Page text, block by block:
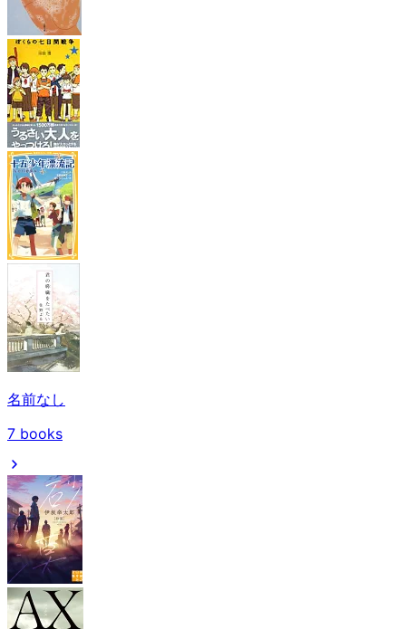
名前なし
7 books